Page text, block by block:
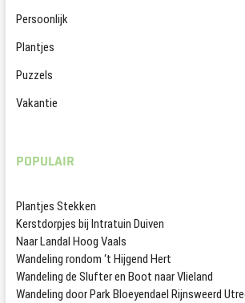
Persoonlijk
Plantjes
Puzzels
Vakantie
POPULAIR
Plantjes Stekken
Kerstdorpjes bij Intratuin Duiven
Naar Landal Hoog Vaals
Wandeling rondom ‘t Hijgend Hert
Wandeling de Slufter en Boot naar Vlieland
Wandeling door Park Bloeyendael Rijnsweerd